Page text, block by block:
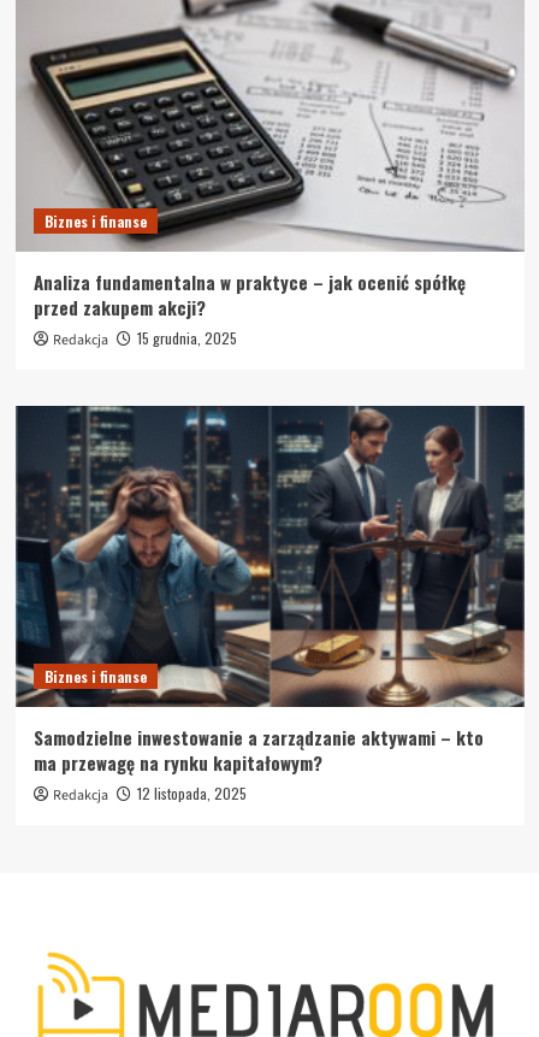
Biznes i finanse
Analiza fundamentalna w praktyce – jak ocenić spółkę
przed zakupem akcji?
Redakcja 15 grudnia, 2025
Biznes i finanse
Samodzielne inwestowanie a zarządzanie aktywami – kto
ma przewagę na rynku kapitałowym?
Redakcja 12 listopada, 2025